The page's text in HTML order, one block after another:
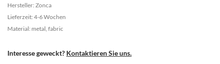
Hersteller: Zonca
Lieferzeit: 4-6 Wochen
Material: metal, fabric
Interesse geweckt? Kontaktieren Sie uns.